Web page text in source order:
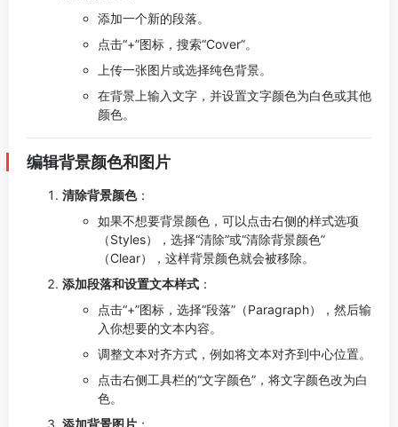
添加一个新的段落。
点击“+”图标，搜索“Cover”。
上传一张图片或选择纯色背景。
在背景上输入文字，并设置文字颜色为白色或其他
颜色。
编辑背景颜色和图片
清除背景颜色：
如果不想要背景颜色，可以点击右侧的样式选项
（Styles），选择“清除”或“清除背景颜色”
（Clear），这样背景颜色就会被移除。
添加段落和设置文本样式 ：
点击“+”图标，选择“段落”（Paragraph），然后输
入你想要的文本内容。
调整文本对齐方式，例如将文本对齐到中心位置。
点击右侧工具栏的“文字颜色”，将文字颜色改为白
色。
添加背景图片 ：